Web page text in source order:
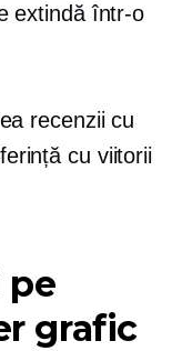
extindă într-o
recenzii cu
cu viitorii
pe
grafic